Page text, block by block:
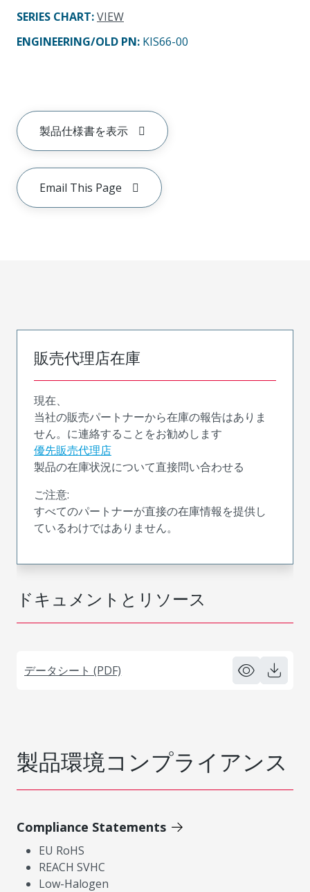
SERIES CHART:VIEW
ENGINEERING/OLD PN: KIS66-00
製品仕様書を表示
Email This Page
ドキュメントとリソース
データシート (PDF)
販売代理店在庫
現在、
当社の販売パートナーから在庫の報告はありま
せん。に連絡することをお勧めします
優先販売代理店
製品の在庫状況について直接問い合わせる
ご注意:
すべてのパートナーが直接の在庫情報を提供し
ているわけではありません。
製品環境コンプライアンス
Compliance Statements
EU RoHS
REACH SVHC
Low-Halogen